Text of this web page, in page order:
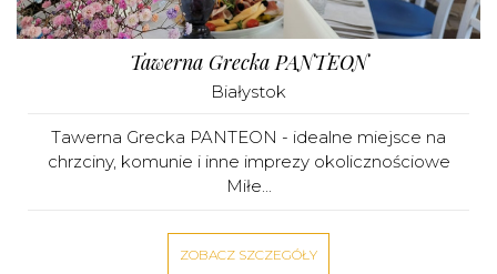
Tawerna Grecka PANTEON
Białystok
Tawerna Grecka PANTEON - idealne miejsce na
chrzciny, komunie i inne imprezy okolicznościowe
Miłe...
ZOBACZ SZCZEGÓŁY